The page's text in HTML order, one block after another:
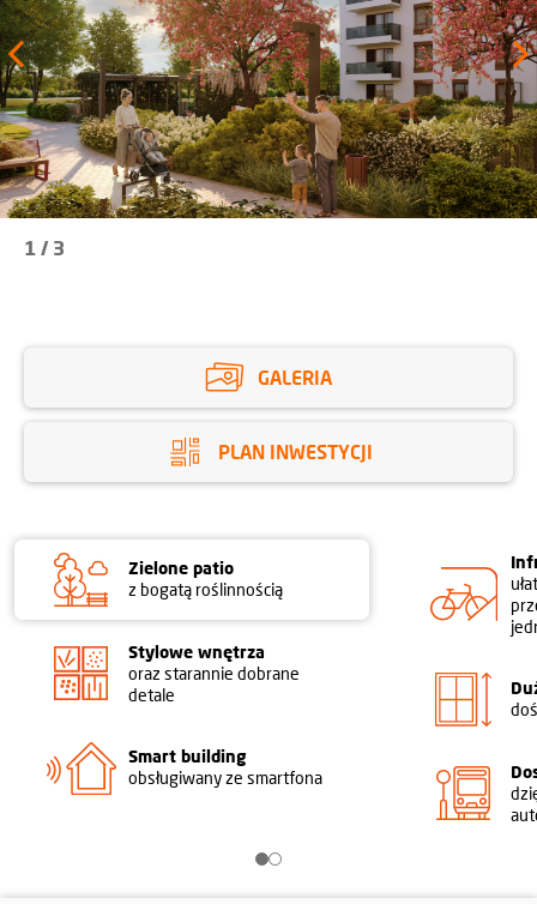
1 / 3
GALERIA
PLAN INWESTYCJI
Zielone patio
z bogatą roślinnością
Stylowe wnętrza
oraz starannie dobrane
detale
Smart building
obsługiwany ze smartfona